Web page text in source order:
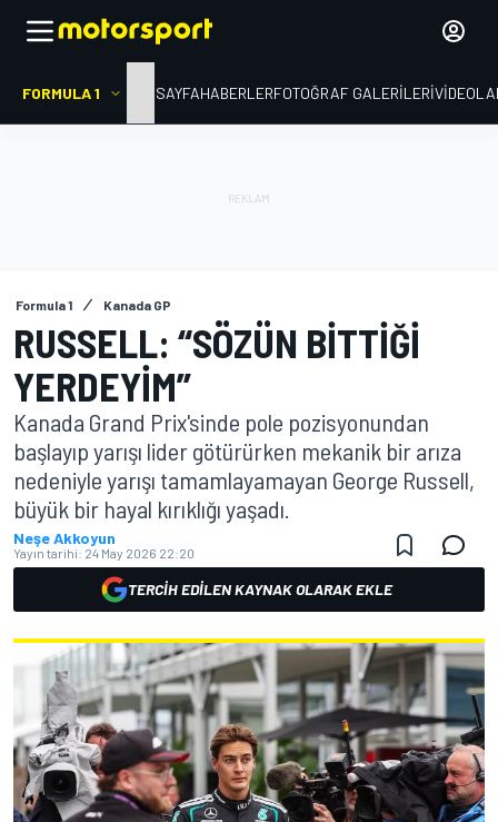
FORMULA 1 ANA SAYFAHABERLERFOTOĞRAF GALERILERI
Formula 1 Kanada GP
RUSSELL: “SÖZÜN BITTIĞI
YERDEYIM”
Kanada Grand Prix'sinde pole pozisyonundan
başlayıp yarışı lider götürürken mekanik bir arıza
nedeniyle yarışı tamamlayamayan George Russell,
büyük bir hayal kırıklığı yaşadı.
Neşe Akkoyun
Yayın tarihi: 24 May 2026 22:20
TERCIH EDILEN KAYNAK OLARAK EKLE